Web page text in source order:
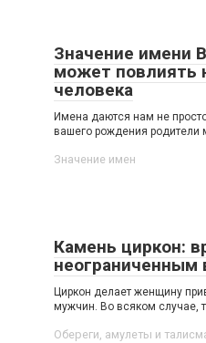
Значение имени
может повлиять
человека
Имена даются нам не
вашего рождения родители
Значение имен
Камень циркон:
Циркон делает женщину
мужчин. Во всяком случае,
Обереги, амулеты и